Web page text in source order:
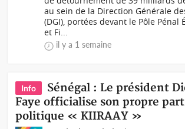
au sein de la Direction Générale
(DGI), portées devant le Pôle Pénal
et Fi...
il y a 1 semaine
Info
Sénégal : Le président
Faye officialise son propre
politique « KIIRAAY »